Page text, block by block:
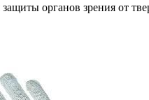
органов зрения от